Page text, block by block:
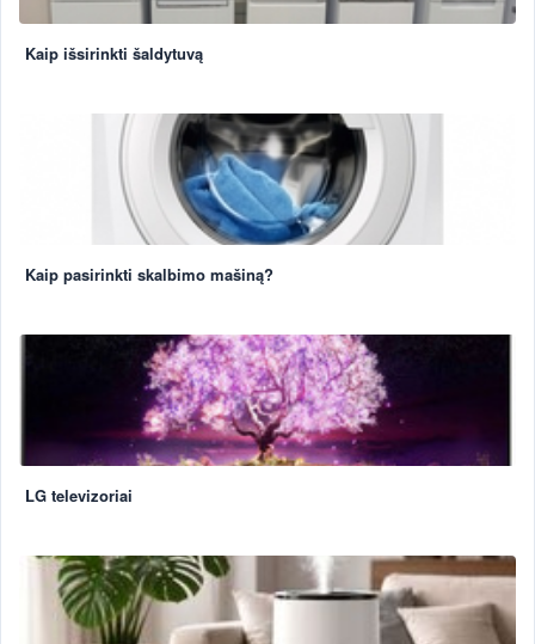
Kaip išsirinkti šaldytuvą
Kaip pasirinkti skalbimo mašiną?
LG televizoriai